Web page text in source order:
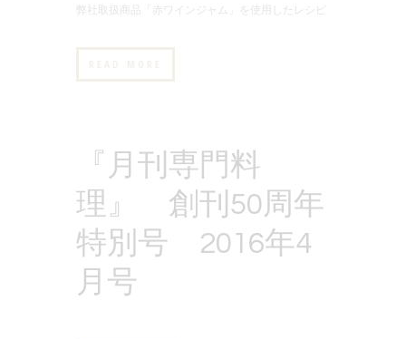
弊社取扱商品「赤ワインジャム」を使用したレシピ
『月刊専門料
理』 創刊50周年
特別号 2016年4
月号